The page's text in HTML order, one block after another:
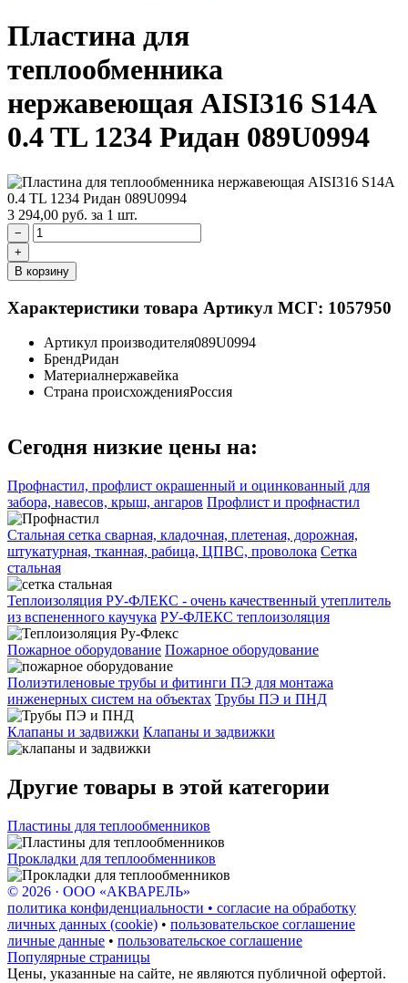
Пластина для
теплообменника
нержавеющая AISI316 S14A
0.4 TL 1234 Ридан 089U0994
3 294,00 руб. за 1 шт.
−
+
В корзину
Характеристики товара Артикул МСГ: 1057950
Артикул производителя089U0994
БрендРидан
Материалнержавейка
Страна происхожденияРоссия
Сегодня низкие цены на:
Профнастил, профлист окрашенный и оцинкованный для
забора, навесов, крыш, ангаров Профлист и профнастил
Стальная сетка сварная, кладочная, плетеная, дорожная,
штукатурная, тканная, рабица, ЦПВС, проволока Сетка
стальная
Теплоизоляция РУ-ФЛЕКС - очень качественный утеплитель
из вспененного каучука РУ-ФЛЕКС теплоизоляция
Пожарное оборудование Пожарное оборудование
Полиэтиленовые трубы и фитинги ПЭ для монтажа
инженерных систем на объектах Трубы ПЭ и ПНД
Клапаны и задвижки Клапаны и задвижки
Другие товары в этой категории
Пластины для теплообменников
Прокладки для теплообменников
© 2026 · ООО «АКВАРЕЛЬ»
политика конфиденциальности • согласие на обработку
личных данных (cookie) • пользовательское соглашение
личные данные • пользовательское соглашение
Популярные страницы
Цены, указанные на сайте, не являются публичной офертой.